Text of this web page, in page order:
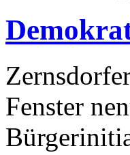
Fenster